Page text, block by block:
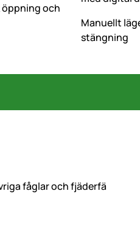
och
Manuellt
stängning
fåglar och fjäderfä